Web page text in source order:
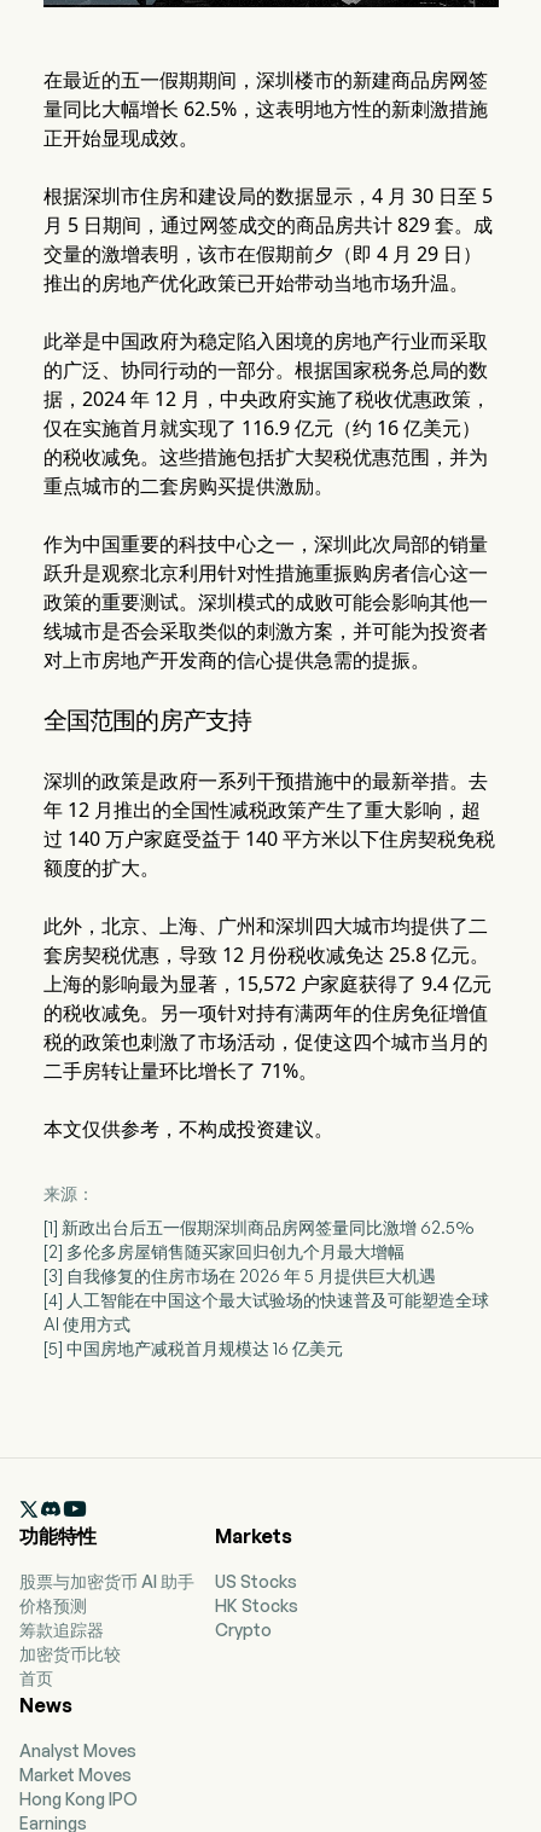
在最近的五一假期期间，深圳楼市的新建商品房网签
量同比大幅增长 62.5%，这表明地方性的新刺激措施
正开始显现成效。
根据深圳市住房和建设局的数据显示，4 月 30 日至 5
月 5 日期间，通过网签成交的商品房共计 829 套。成
交量的激增表明，该市在假期前夕（即 4 月 29 日）
推出的房地产优化政策已开始带动当地市场升温。
此举是中国政府为稳定陷入困境的房地产行业而采取
的广泛、协同行动的一部分。根据国家税务总局的数
据，2024 年 12 月，中央政府实施了税收优惠政策，
仅在实施首月就实现了 116.9 亿元（约 16 亿美元）
的税收减免。这些措施包括扩大契税优惠范围，并为
重点城市的二套房购买提供激励。
作为中国重要的科技中心之一，深圳此次局部的销量
跃升是观察北京利用针对性措施重振购房者信心这一
政策的重要测试。深圳模式的成败可能会影响其他一
线城市是否会采取类似的刺激方案，并可能为投资者
对上市房地产开发商的信心提供急需的提振。
全国范围的房产支持
深圳的政策是政府一系列干预措施中的最新举措。去
年 12 月推出的全国性减税政策产生了重大影响，超
过 140 万户家庭受益于 140 平方米以下住房契税免税
额度的扩大。
此外，北京、上海、广州和深圳四大城市均提供了二
套房契税优惠，导致 12 月份税收减免达 25.8 亿元。
上海的影响最为显著，15,572 户家庭获得了 9.4 亿元
的税收减免。另一项针对持有满两年的住房免征增值
税的政策也刺激了市场活动，促使这四个城市当月的
二手房转让量环比增长了 71%。
本文仅供参考，不构成投资建议。
来源：
[1] 新政出台后五一假期深圳商品房网签量同比激增 62.5%
[2] 多伦多房屋销售随买家回归创九个月最大增幅
[3] 自我修复的住房市场在 2026 年 5 月提供巨大机遇
[4] 人工智能在中国这个最大试验场的快速普及可能塑造全球
AI 使用方式
[5] 中国房地产减税首月规模达 16 亿美元

功能特性
股票与加密货币 AI 助手
价格预测
筹款追踪器
加密货币比较
首页
Markets
US Stocks
HK Stocks
Crypto
News
Analyst Moves
Market Moves
Hong Kong IPO
Earnings